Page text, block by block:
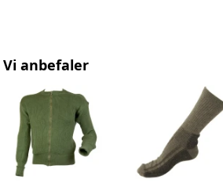
Vi anbefaler